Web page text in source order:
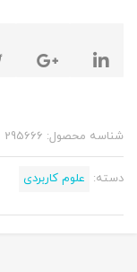
شناسه محصول: 295666
دسته: علوم کاربردی